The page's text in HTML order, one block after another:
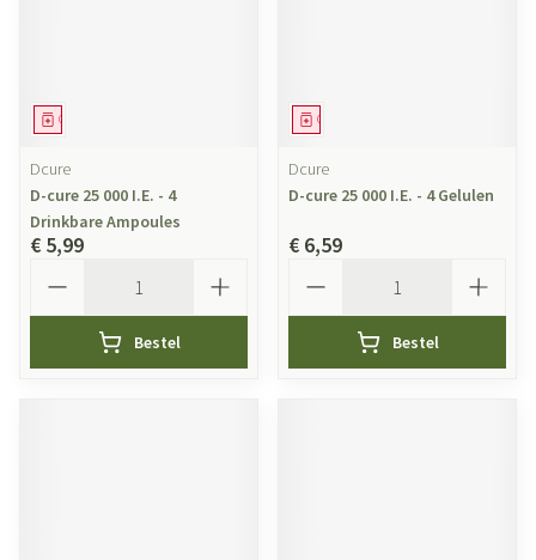
Geneesmiddel
Dcure
D-cure 25 000 I.E. - 4
Drinkbare Ampoules
€ 5,99
Bestel
Geneesmiddel
Dcure
D-cure 25 000 I.E. - 4 Gelulen
€ 6,59
Bestel